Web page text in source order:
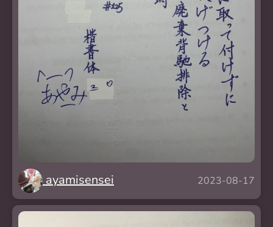
ayamisensei 2023-08-17